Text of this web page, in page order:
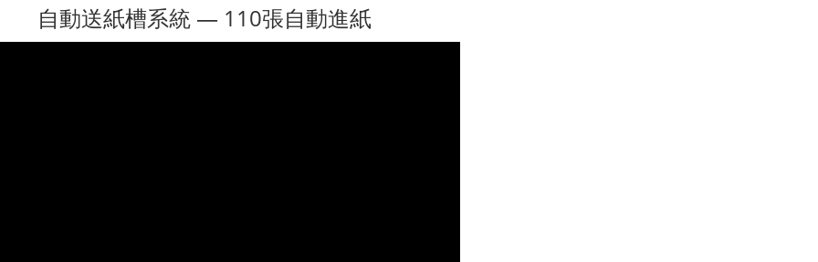
自動送紙槽系統 — 110張自動進紙